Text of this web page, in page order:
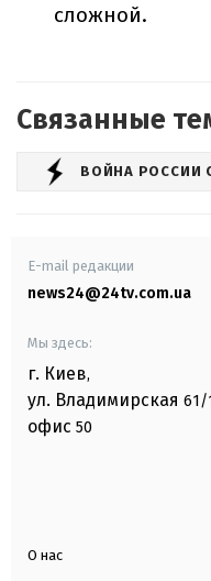
сложной.
Связанные
ВОЙНА РОССИИ
E-mail редакции
news24@24tv.com.ua
Мы здесь:
г. Киев,
ул. Владимирская 61/
офис 50
О нас